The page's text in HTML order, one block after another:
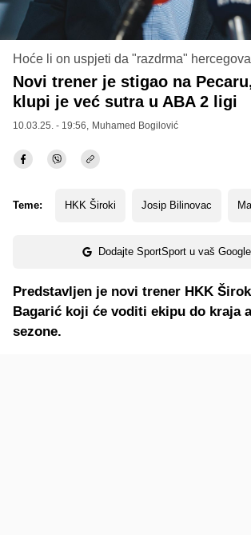
Hoće li on uspjeti da "razdrma"
Novi trener je stigao na
klupi je već sutra u ABA 2 ligi
10.03.25. - 19:56, Muhamed Bogilović
Teme: HKK Široki Josip Bilinovac
Dodajte SportSport u vaš
Predstavljen je novi trener HKK
Bagarić koji će voditi ekipu do kraja
sezone.